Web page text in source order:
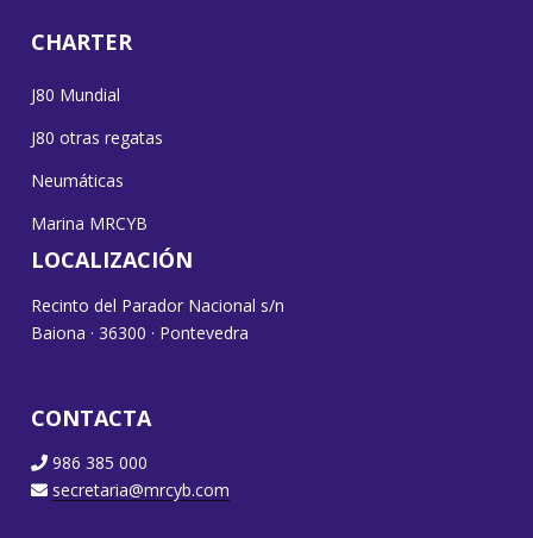
CHARTER
J80 Mundial
J80 otras regatas
Neumáticas
Marina MRCYB
LOCALIZACIÓN
Recinto del Parador Nacional s/n
Baiona · 36300 · Pontevedra
CONTACTA
986 385 000
secretaria@mrcyb.com